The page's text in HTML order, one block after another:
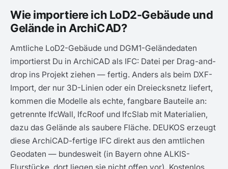
Wie importiere ich LoD2-Gebäude und
Gelände in ArchiCAD?
Amtliche LoD2-Gebäude und DGM1-Geländedaten
importierst Du in ArchiCAD als IFC: Datei per Drag-and-
drop ins Projekt ziehen — fertig. Anders als beim DXF-
Import, der nur 3D-Linien oder ein Dreiecksnetz liefert,
kommen die Modelle als echte, fangbare Bauteile an:
getrennte IfcWall, IfcRoof und IfcSlab mit Materialien,
dazu das Gelände als saubere Fläche. DEUKOS erzeugt
diese ArchiCAD-fertige IFC direkt aus den amtlichen
Geodaten — bundesweit (in Bayern ohne ALKIS-